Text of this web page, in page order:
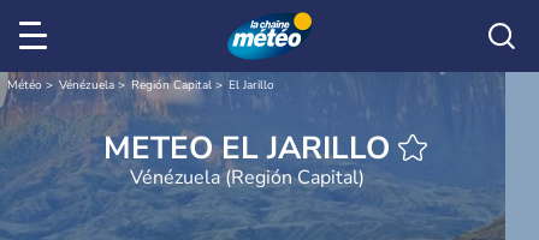
Météo Vénézuela Región Capital El Jarillo
METEO EL JARILLO
Vénézuela (Región Capital)